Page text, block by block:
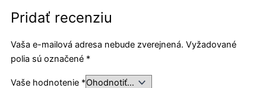
Pridať recenziu
Vaša e-mailová adresa nebude zverejnená. Vyžadované
polia sú označené *
Vaše hodnotenie *